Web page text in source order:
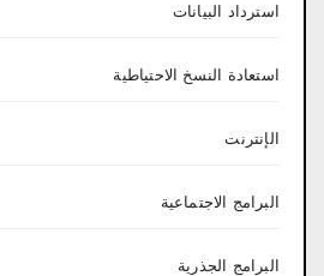
استرداد البيانات
استعادة النسخ الاحتياطية
الإنترنت
البرامج الاجتماعية
البرامج الجذرية